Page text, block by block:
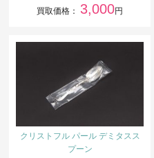
買取価格： 3,000円
クリストフル パール デミタスス
プーン